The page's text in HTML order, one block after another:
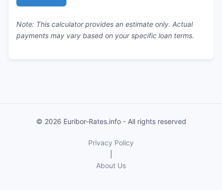
Note: This calculator provides an estimate only. Actual
payments may vary based on your specific loan terms.
© 2026 Euribor-Rates.info - All rights reserved
Privacy Policy
About Us